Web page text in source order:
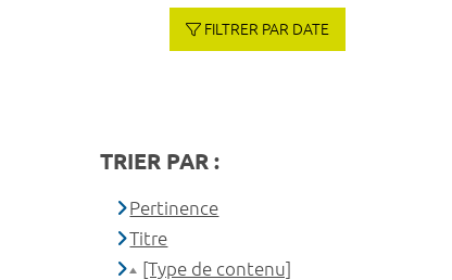
FILTRER PAR DATE
TRIER PAR :
Pertinence
Titre
[Type de contenu]